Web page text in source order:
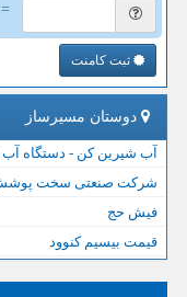
= ۵ بعلاوه ۲
ثبت کامنت
دوستان مسیرساز
آب شیرین کن - دستگاه
شرکت صنعتی سخت
فیش حج
قیمت بیسیم کنوود